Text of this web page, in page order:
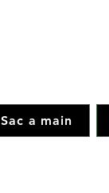
Sac a main